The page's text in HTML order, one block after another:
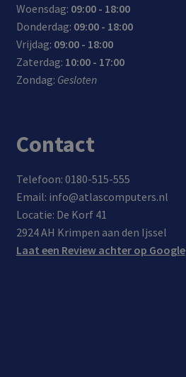
Woensdag: 09:00 - 18:00
Donderdag: 09:00 - 18:00
Vrijdag: 09:00 - 18:00
Zaterdag: 10:00 - 17:00
Zondag: Gesloten
Contact
Telefoon: 0180-515-555
Email: info@atlascomputers.nl
Locatie: De Korf 41
2924 AH Krimpen aan den Ijssel
Laat een Review achter op Google